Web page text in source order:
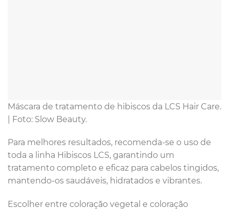
Máscara de tratamento de hibiscos da LCS Hair Care.
| Foto: Slow Beauty.
Para melhores resultados, recomenda-se o uso de
toda a linha Hibiscos LCS, garantindo um
tratamento completo e eficaz para cabelos tingidos,
mantendo-os saudáveis, hidratados e vibrantes.
Escolher entre coloração vegetal e coloração